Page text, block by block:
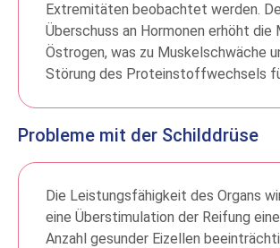
Extremitäten beobachtet werden.
Überschuss an Hormonen erhöht die
Östrogen, was zu Muskelschwäche
Störung des Proteinstoffwechsels
Probleme mit der Schilddrüse
Die Leistungsfähigkeit des Organs
eine Überstimulation der Reifung
Anzahl gesunder Eizellen